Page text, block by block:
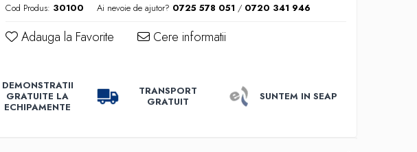
Cod Produs: 30100 Ai nevoie de ajutor? 0725 578 051 / 0720 341 946
Adauga la Favorite Cere informatii
DEMONSTRATII
GRATUITE LA
ECHIPAMENTE
TRANSPORT
GRATUIT
SUNTEM IN SEAP